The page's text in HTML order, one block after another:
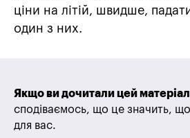
ціни на літій, швидше,
один з них.
Якщо ви дочитали цей матеріал
сподіваємось, що це значить,
для вас.